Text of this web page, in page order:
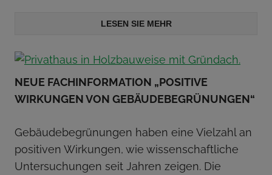
LESEN SIE MEHR
NEUE FACHINFORMATION „POSITIVE
WIRKUNGEN VON GEBÄUDEBEGRÜNUNGEN“
Gebäudebegrünungen haben eine Vielzahl an
positiven Wirkungen, wie wissenschaftliche
Untersuchungen seit Jahren zeigen. Die